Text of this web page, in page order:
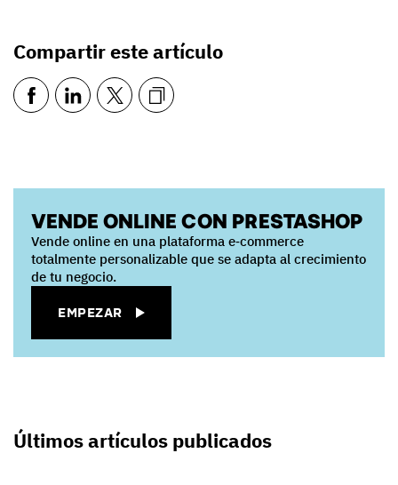
Compartir este artículo
VENDE ONLINE CON PRESTASHOP
Vende online en una plataforma e‑commerce
totalmente personalizable que se adapta al crecimiento
de tu negocio.
EMPEZAR
Últimos artículos publicados